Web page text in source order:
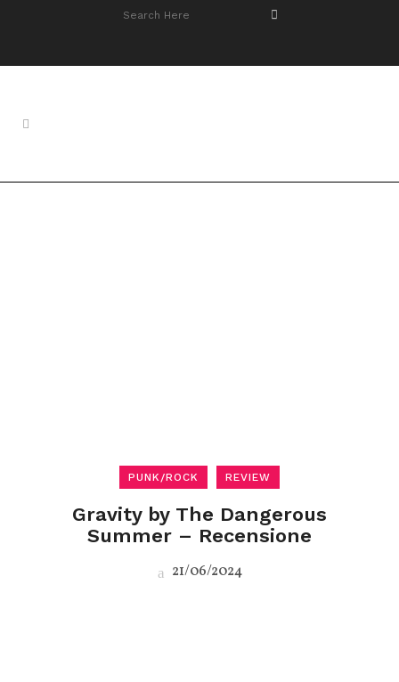
PUNK/ROCK REVIEW
Gravity by The Dangerous
Summer – Recensione
21/06/2024